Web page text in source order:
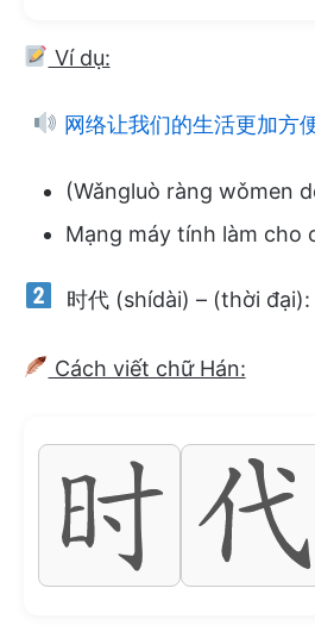
Ví dụ:
网络让我们的生活更加方便
(Wǎngluò ràng wǒmen
Mạng máy tính làm cho
时代 (shídài) – (thời
Cách viết chữ Hán: